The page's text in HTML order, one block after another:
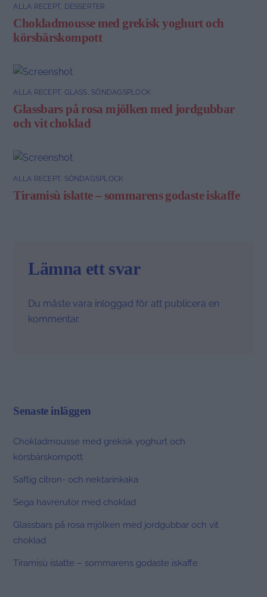
ALLA RECEPT, DESSERTER
Chokladmousse med grekisk yoghurt och
körsbärskompott
ALLA RECEPT, GLASS, SÖNDAGSPLOCK
Glassbars på rosa mjölken med jordgubbar
och vit choklad
ALLA RECEPT, SÖNDAGSPLOCK
Tiramisù islatte – sommarens godaste iskaffe
Lämna ett svar
Du måste vara inloggad för att publicera en
kommentar.
Senaste inläggen
Chokladmousse med grekisk yoghurt och
körsbärskompott
Saftig citron- och nektarinkaka
Sega havrerutor med choklad
Glassbars på rosa mjölken med jordgubbar och vit
choklad
Tiramisù islatte – sommarens godaste iskaffe